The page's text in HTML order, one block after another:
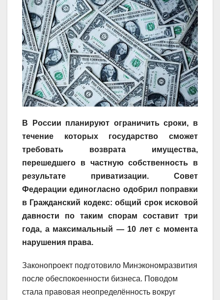
В России планируют ограничить сроки, в
течение которых государство сможет
требовать возврата имущества,
перешедшего в частную собственность в
результате приватизации. Совет
Федерации единогласно одобрил поправки
в Гражданский кодекс: общий срок исковой
давности по таким спорам составит три
года, а максимальный — 10 лет с момента
нарушения права.
Законопроект подготовило Минэкономразвития
после обеспокоенности бизнеса. Поводом
стала правовая неопределённость вокруг